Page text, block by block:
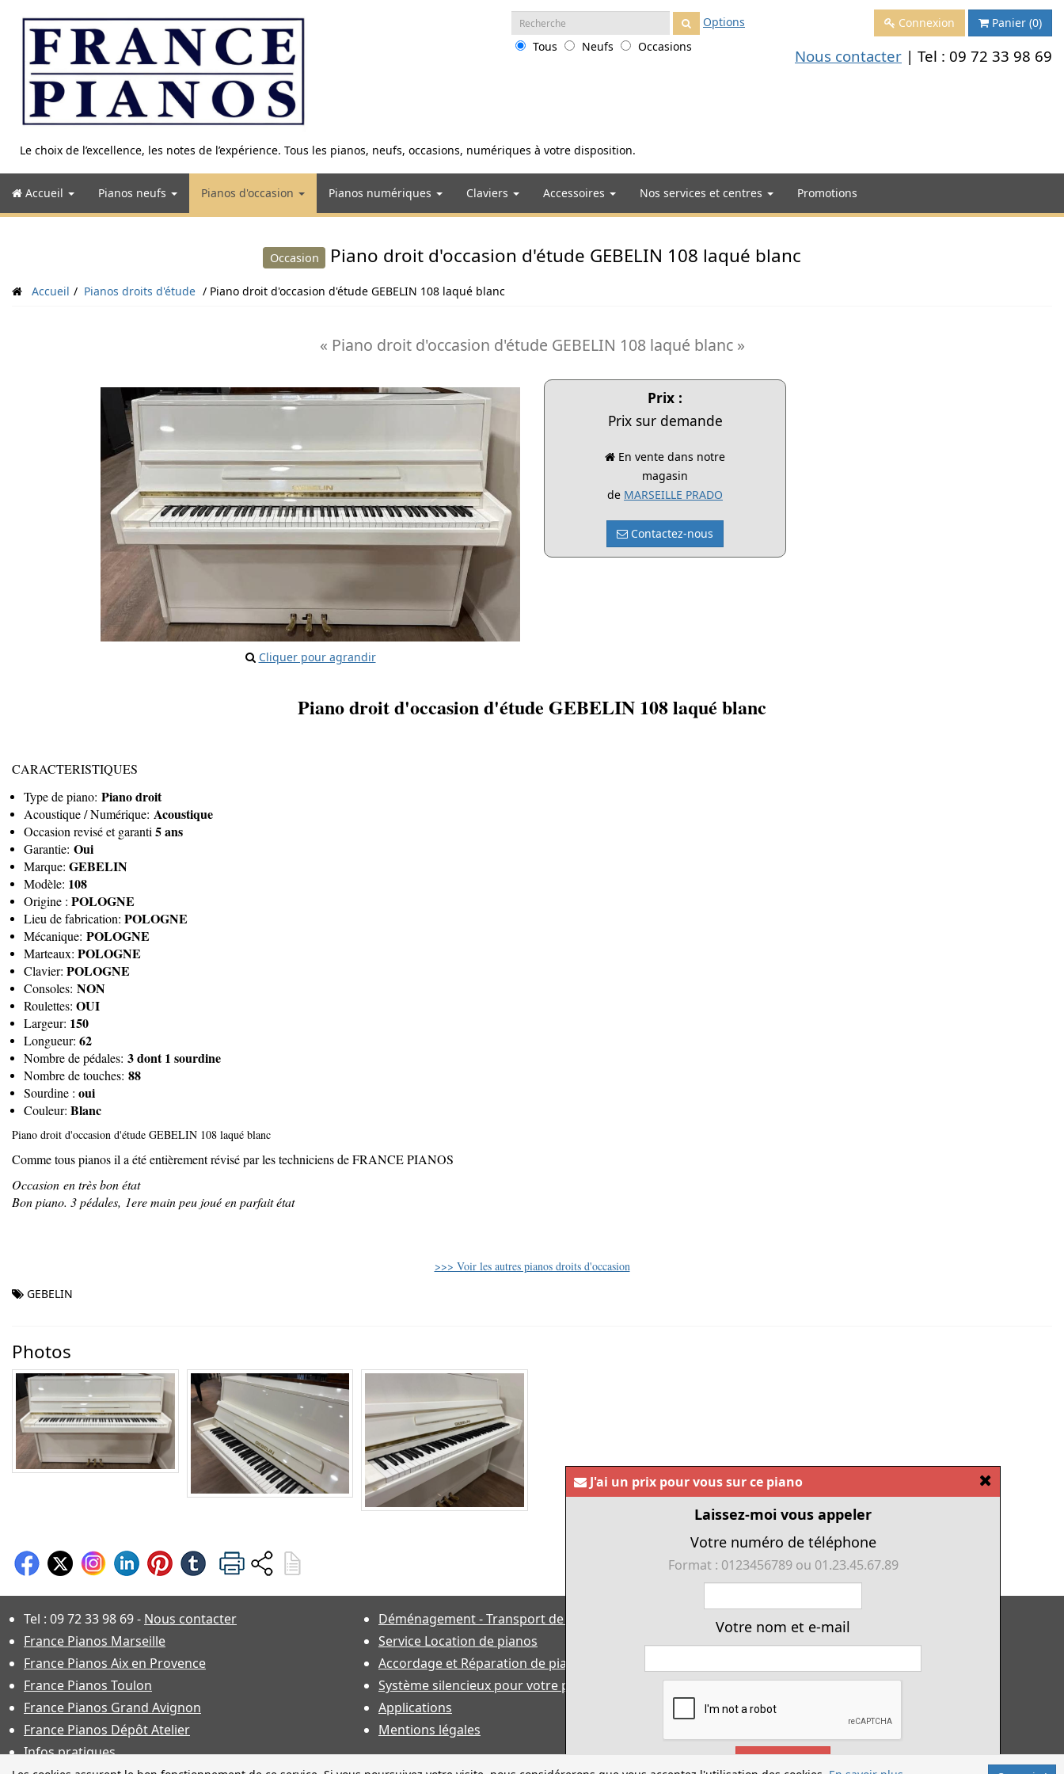
contenu
Le choix de l’excellence, les notes de l’expérience. Tous les pianos, neufs, occasions, numériques à votre disposition.
Recherche
:
Options
Tous
Neufs Occasions
Connexion Panier (0)
Nous contacter | Tel : 09 72 33 98 69
Accueil Pianos neufs Pianos d'occasion Pianos numériques Claviers Accessoires Nos services et centres Promotions
Occasion Piano droit d'occasion d'étude GEBELIN 108 laqué blanc
Accueil Pianos droits d'étude Piano droit d'occasion d'étude GEBELIN 108 laqué blanc
« Piano droit d'occasion d'étude GEBELIN 108 laqué blanc »
Cliquer pour agrandir
Prix :
Prix sur demande
En vente dans notre
magasin
de MARSEILLE PRADO
Contactez-nous
Piano droit d'occasion d'étude GEBELIN 108 laqué blanc
CARACTERISTIQUES
Type de piano: Piano droit
Acoustique / Numérique: Acoustique
Occasion revisé et garanti 5 ans
Garantie: Oui
Marque: GEBELIN
Modèle: 108
Origine : POLOGNE
Lieu de fabrication: POLOGNE
Mécanique: POLOGNE
Marteaux: POLOGNE
Clavier: POLOGNE
Consoles: NON
Roulettes: OUI
Largeur: 150
Longueur: 62
Nombre de pédales: 3 dont 1 sourdine
Nombre de touches: 88
Sourdine : oui
Couleur: Blanc
Piano droit d'occasion d'étude GEBELIN 108 laqué blanc
Comme tous pianos il a été entièrement révisé par les techniciens de FRANCE PIANOS
Occasion en très bon état
Bon piano. 3 pédales, 1ere main peu joué en parfait état
>>> Voir les autres pianos droits d'occasion
GEBELIN
Photos
J'ai un prix pour vous sur ce piano
Laissez-moi vous appeler
Votre numéro de téléphone
Format : 0123456789 ou 01.23.45.67.89
Votre nom et e-mail
Tel : 09 72 33 98 69- Nous contacter
France Pianos Marseille
France Pianos Aix en Provence
France Pianos Toulon
France Pianos Grand Avignon
France Pianos Dépôt Atelier
Infos pratiques
Déménagement - Transport de pianos
Service Location de pianos
Accordage et Réparation de piano
Système silencieux pour votre piano
Applications
Mentions légales
Tous nos pianos d'occasion
Location avec option d'achat
Conditions générales de vente
Offres d'emploi & contrat d'apprentissage